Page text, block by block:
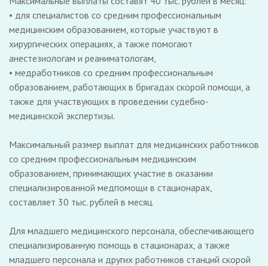
• для специалистов со средним профессиональным
медицинским образованием, которые участвуют в
хирургических операциях, а также помогают
анестезиологам и реаниматологам,
• медработников со средним профессиональным
образованием, работающих в бригадах скорой помощи, а
также для участвующих в проведении судебно-
медицинской экспертизы.
Максимальный размер выплат для медицинских работников
со средним профессиональным медицинским
образованием, принимающих участие в оказании
специализированной медпомощи в стационарах,
составляет 30 тыс. рублей в месяц.
Для младшего медицинского персонала, обеспечивающего
специализированную помощь в стационарах, а также
младшего персонала и других работников станций скорой